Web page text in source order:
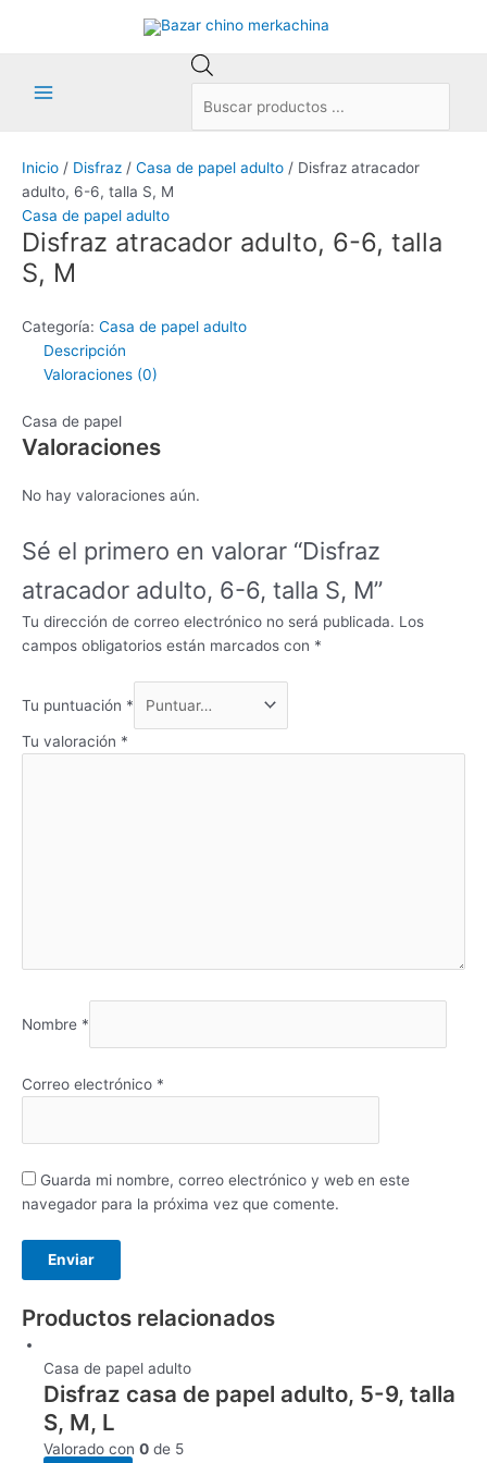
de
productos
Inicio / Disfraz / Casa de papel adulto / Disfraz atracador
adulto, 6-6, talla S, M
Casa de papel adulto
Disfraz atracador adulto, 6-6, talla
S, M
Categoría: Casa de papel adulto
Descripción
Valoraciones (0)
Casa de papel
Valoraciones
No hay valoraciones aún.
Sé el primero en valorar “Disfraz
atracador adulto, 6-6, talla S, M”
Tu dirección de correo electrónico no será publicada. Los
campos obligatorios están marcados con *
Tu puntuación *
Tu valoración *
Nombre *
Correo electrónico *
Guarda mi nombre, correo electrónico y web en este
navegador para la próxima vez que comente.
Productos relacionados
Casa de papel adulto
Disfraz casa de papel adulto, 5-9, talla
S, M, L
Valorado con 0 de 5